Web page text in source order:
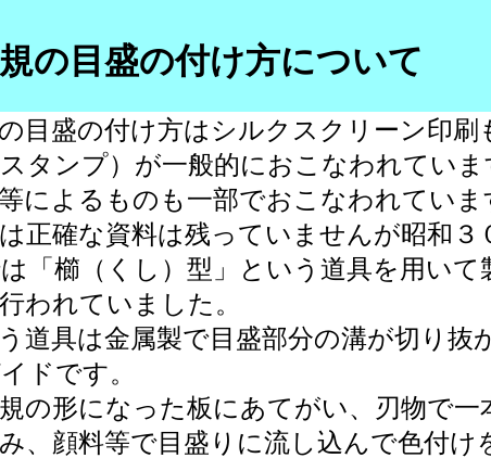
の目盛の付け方について
目盛の付け方はシルクスクリーン印刷
タンプ）が一般的におこなわれていま
によるものも一部でおこなわれていま
正確な資料は残っていませんが昭和３
「櫛（くし）型」という道具を用いて
われていました。
道具は金属製で目盛部分の溝が切り抜
ドです。
の形になった板にあてがい、刃物で一
、顔料等で目盛りに流し込んで色付け